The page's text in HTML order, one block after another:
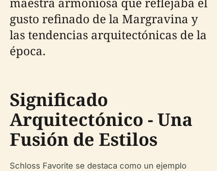
gusto refinado de la Margravina y
las tendencias arquitectónicas de la
época.
Significado
Arquitectónico - Una
Fusión de Estilos
Schloss Favorite se destaca como un ejemplo